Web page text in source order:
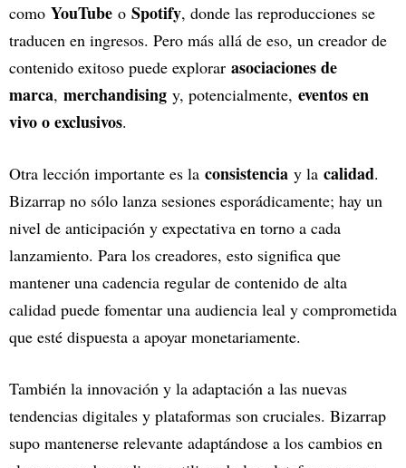
como YouTube o Spotify, donde las reproducciones se
traducen en ingresos. Pero más allá de eso, un creador de
contenido exitoso puede explorar asociaciones de
marca, merchandising y, potencialmente, eventos en
vivo o exclusivos.
Otra lección importante es la consistencia y la calidad.
Bizarrap no sólo lanza sesiones esporádicamente; hay un
nivel de anticipación y expectativa en torno a cada
lanzamiento. Para los creadores, esto significa que
mantener una cadencia regular de contenido de alta
calidad puede fomentar una audiencia leal y comprometida
que esté dispuesta a apoyar monetariamente.
También la innovación y la adaptación a las nuevas
tendencias digitales y plataformas son cruciales. Bizarrap
supo mantenerse relevante adaptándose a los cambios en